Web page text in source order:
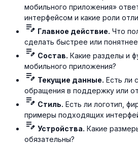
мобильного приложения»
интерфейсом и какие роли
edit_note Главное действие. Что
сделать быстрее или
edit_note Состав. Какие разделы и
мобильного приложения?
edit_note Текущие данные. Есть ли
обращения в поддержку или
edit_note Стиль. Есть ли логотип,
примеры подходящих
edit_note Устройства. Какие
обязательны?